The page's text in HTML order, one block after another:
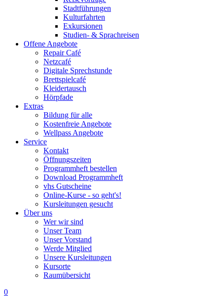
Stadtführungen
Kulturfahrten
Exkursionen
Studien- & Sprachreisen
Offene Angebote
Repair Café
Netzcafé
Digitale Sprechstunde
Brettspielcafé
Kleidertausch
Hörpfade
Extras
Bildung für alle
Kostenfreie Angebote
Wellpass Angebote
Service
Kontakt
Öffnungszeiten
Programmheft bestellen
Download Programmheft
vhs Gutscheine
Online-Kurse - so geht's!
Kursleitungen gesucht
Über uns
Wer wir sind
Unser Team
Unser Vorstand
Werde Mitglied
Unsere Kursleitungen
Kursorte
Raumübersicht
0